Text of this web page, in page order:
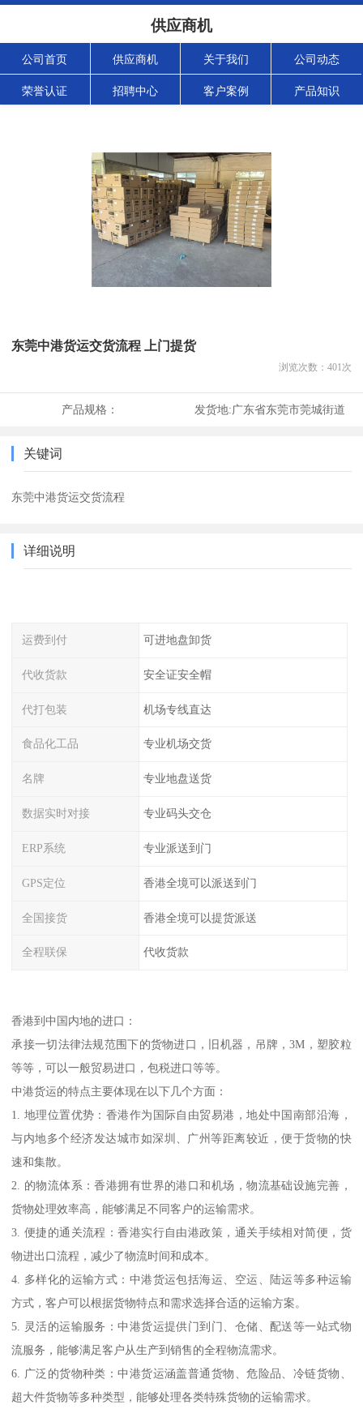
供应商机
公司首页 供应商机 关于我们 公司动态
荣誉认证 招聘中心 客户案例 产品知识
东莞中港货运交货流程 上门提货
浏览次数： 401次
产品规格： 发货地:广东省东莞市莞城街道
关键词
东莞中港货运交货流程
详细说明
运费到付 可进地盘卸货
代收货款 安全证安全帽
代打包装 机场专线直达
食品化工品 专业机场交货
名牌 专业地盘送货
数据实时对接 专业码头交仓
ERP系统 专业派送到门
GPS定位 香港全境可以派送到门
全国接货 香港全境可以提货派送
全程联保 代收货款
香港到中国内地的进口：
承接一切法律法规范围下的货物进口，旧机器，吊牌，3M，塑胶粒
等等，可以一般贸易进口，包税进口等等。
中港货运的特点主要体现在以下几个方面：
1. 地理位置优势：香港作为国际自由贸易港，地处中国南部沿海，
与内地多个经济发达城市如深圳、广州等距离较近，便于货物的快
速和集散。
2. 的物流体系：香港拥有世界的港口和机场，物流基础设施完善，
货物处理效率高，能够满足不同客户的运输需求。
3. 便捷的通关流程：香港实行自由港政策，通关手续相对简便，货
物进出口流程，减少了物流时间和成本。
4. 多样化的运输方式：中港货运包括海运、空运、陆运等多种运输
方式，客户可以根据货物特点和需求选择合适的运输方案。
5. 灵活的运输服务：中港货运提供门到门、仓储、配送等一站式物
流服务，能够满足客户从生产到销售的全程物流需求。
6. 广泛的货物种类：中港货运涵盖普通货物、危险品、冷链货物、
超大件货物等多种类型，能够处理各类特殊货物的运输需求。